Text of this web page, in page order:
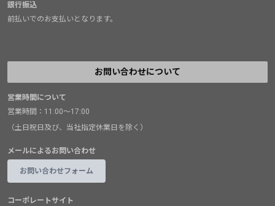
銀行振込
前払いでのお支払いとなります。
お問い合わせについて
営業時間について
営業時間：11:00～17:00
（土日祝日及び、当社指定休業日を除く）
メールによるお問い合わせ
お問い合わせフォーム
コーポレートサイト